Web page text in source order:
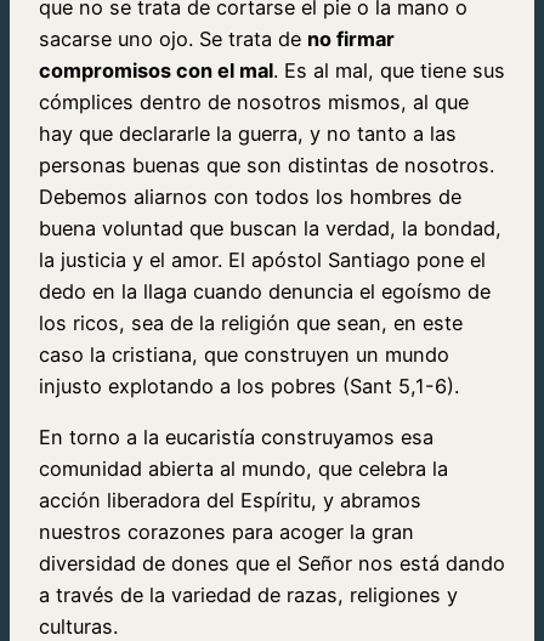
que no se trata de cortarse el pie o la mano o
sacarse uno ojo. Se trata de no firmar
compromisos con el mal. Es al mal, que tiene sus
cómplices dentro de nosotros mismos, al que
hay que declararle la guerra, y no tanto a las
personas buenas que son distintas de nosotros.
Debemos aliarnos con todos los hombres de
buena voluntad que buscan la verdad, la bondad,
la justicia y el amor. El apóstol Santiago pone el
dedo en la llaga cuando denuncia el egoísmo de
los ricos, sea de la religión que sean, en este
caso la cristiana, que construyen un mundo
injusto explotando a los pobres (Sant 5,1-6).
En torno a la eucaristía construyamos esa
comunidad abierta al mundo, que celebra la
acción liberadora del Espíritu, y abramos
nuestros corazones para acoger la gran
diversidad de dones que el Señor nos está dando
a través de la variedad de razas, religiones y
culturas.